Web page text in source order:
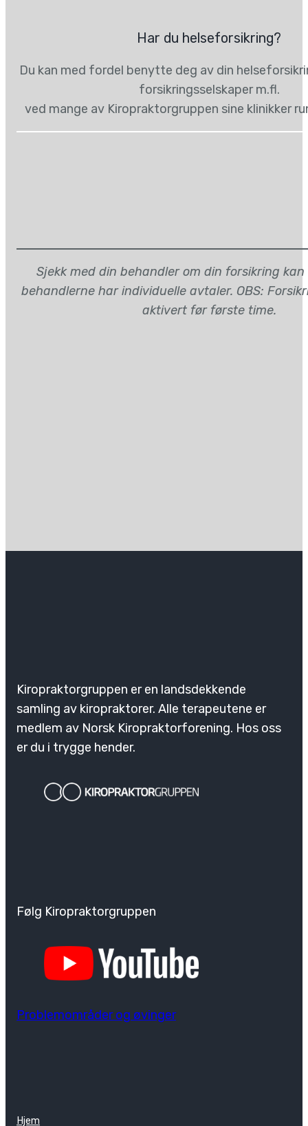
Har du helseforsikring?
Du kan med fordel benytte deg av din
forsikringsselskaper m.fl.
ved mange av Kiropraktorgruppen sine klinikker
Sjekk med din behandler om din forsikring
behandlerne har individuelle avtaler. OBS:
aktivert før første time.
Kiropraktorgruppen er en landsdekkende
samling av kiropraktorer. Alle terapeutene er
medlem av Norsk Kiropraktorforening. Hos oss
er du i trygge hender.
Følg Kiropraktorgruppen
Problemområder og øvinger
Hjem